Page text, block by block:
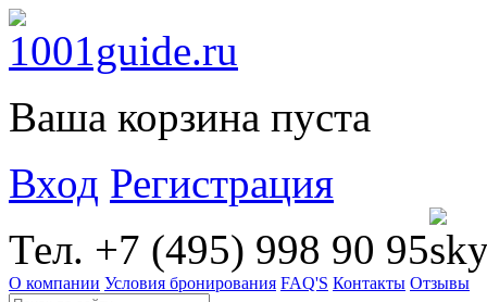
Ваша корзина пуста
Вход Регистрация
Тел. +7 (495) 998 90 95
О компании Условия бронирования FAQ'S Контакты Отзывы